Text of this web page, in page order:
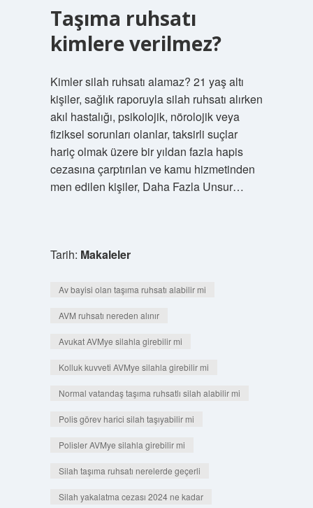
Taşıma ruhsatı
kimlere verilmez?
Kimler silah ruhsatı alamaz? 21 yaş altı
kişiler, sağlık raporuyla silah ruhsatı alırken
akıl hastalığı, psikolojik, nörolojik veya
fiziksel sorunları olanlar, taksirli suçlar
hariç olmak üzere bir yıldan fazla hapis
cezasına çarptırılan ve kamu hizmetinden
men edilen kişiler, Daha Fazla Unsur…
Tarih: Makaleler
Av bayisi olan taşıma ruhsatı alabilir mi
AVM ruhsatı nereden alınır
Avukat AVMye silahla girebilir mi
Kolluk kuvveti AVMye silahla girebilir mi
Normal vatandaş taşıma ruhsatlı silah alabilir mi
Polis görev harici silah taşıyabilir mi
Polisler AVMye silahla girebilir mi
Silah taşıma ruhsatı nerelerde geçerli
Silah yakalatma cezası 2024 ne kadar